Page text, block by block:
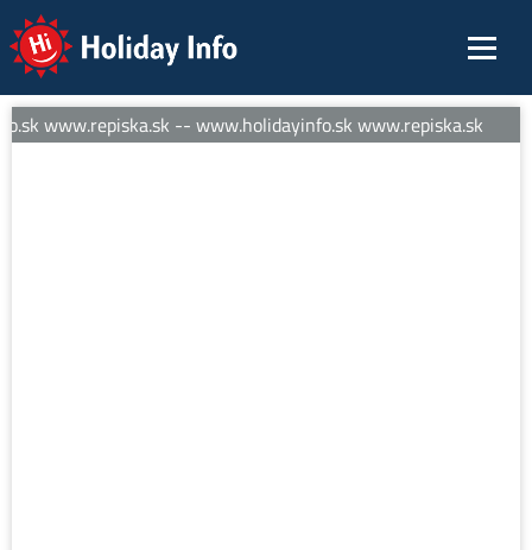
Holiday Info
www.repiska.sk -- www.holidayinfo.sk www.repiska.sk